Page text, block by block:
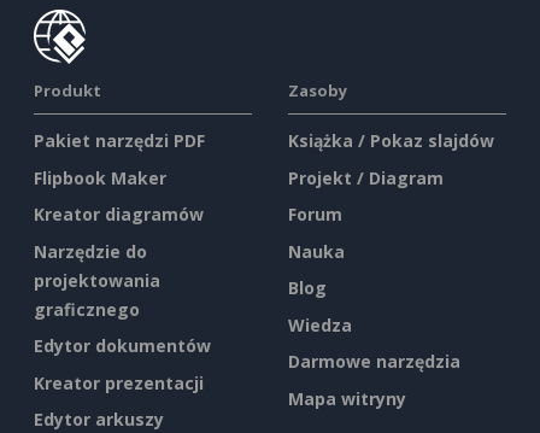
Produkt
Pakiet narzędzi PDF
Flipbook Maker
Kreator diagramów
Narzędzie do
projektowania
graficznego
Edytor dokumentów
Kreator prezentacji
Edytor arkuszy
Zasoby
Książka / Pokaz slajdów
Projekt / Diagram
Forum
Nauka
Blog
Wiedza
Darmowe narzędzia
Mapa witryny